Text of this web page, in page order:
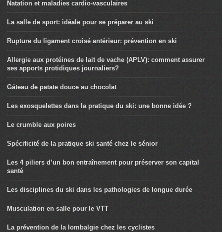
Natation et maladies cardio-vasculaires
La salle de sport: idéale pour se préparer au ski
Rupture du ligament croisé antérieur: prévention en ski
Allergie aux protéines de lait de vache (APLV): comment assurer
ses apports protidiques journaliers?
Gâteau de patate douce au chocolat
Les exosquelettes dans la pratique du ski: une bonne idée ?
Le crumble aux poires
Spécificité de la pratique ski santé chez le sénior
Les 4 piliers d’un bon entraînement pour préserver son capital
santé
Les disciplines du ski dans les pathologies de longue durée
Musculation en salle pour le VTT
La prévention de la lombalgie chez les cyclistes